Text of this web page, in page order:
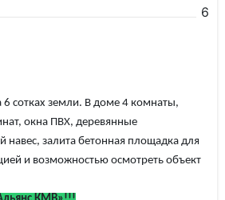
6
сотках земли. В доме 4 комнаты,
окна ПВХ, деревянные
залита бетонная площадка для
и возможностью осмотреть объект